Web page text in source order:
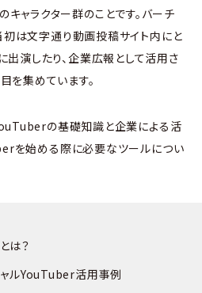
ャラクター群のことです。バーチ
は文字通り動画投稿サイト内にと
出演したり、企業広報として活用さ
を集めています。
の基礎知識と企業による活
を始める際に必要なツールについ
は？
ルYouTuber活用事例